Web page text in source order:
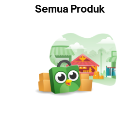
Semua Produk